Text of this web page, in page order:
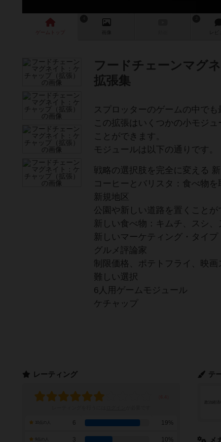
ゲーム 画像 レ
フードチェーンマグ
拡張集
スプロッターのゲームの中で
この拡張はいくつかの小モジ
ことができます。
モジュールは以下の通りです。
戦略の選択肢を完全に変える
コーヒーとバリスタ：食べ物
新規地区
公園や新しい道路を置くこと
新しい食べ物：キムチ、スシ、
新しいマーケティング・タイ
グルメ評論家
制限価格、ポテトフライ、映
難しい選択
6人用ゲームモジュール
ケチャップ
テ
政治経
メ
レーティング
6 19%
3 10%